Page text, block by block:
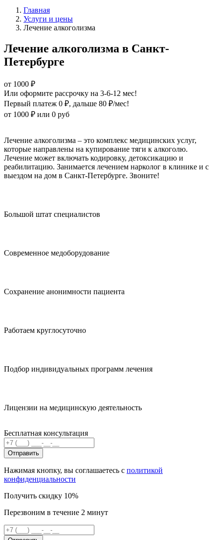
Главная
Услуги и цены
Лечение алкоголизма
Лечение алкоголизма в Санкт-
Петербурге
от 1000 ₽
Или оформите рассрочку на 3-6-12 мес!
Первый платеж 0 ₽, дальше 80 ₽/мес!
от 1000 ₽ или 0 руб
Лечение алкоголизма – это комплекс медицинских услуг,
которые направлены на купирование тяги к алкоголю.
Лечение может включать кодировку, детоксикацию и
реабилитацию. Занимается лечением нарколог в клинике и с
выездом на дом в Санкт-Петербурге. Звоните!
Большой штат специалистов
Современное медоборудование
Сохранение анонимности пациента
Работаем круглосуточно
Подбор индивидуальных программ лечения
Лицензии на медицинскую деятельность
Бесплатная консультация
Отправить
Нажимая кнопку, вы соглашаетесь с политикой
конфиденциальности
Получить скидку 10%
Перезвоним в течение 2 минут